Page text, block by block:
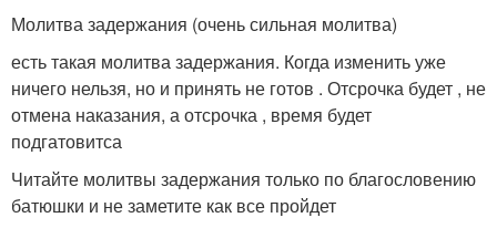
Молитва задержания (очень сильная молитва)
есть такая молитва задержания. Когда изменить уже
ничего нельзя, но и принять не готов . Отсрочка будет , не
отмена наказания, а отсрочка , время будет
подгатовитса
Читайте молитвы задержания только по благословению
батюшки и не заметите как все пройдет